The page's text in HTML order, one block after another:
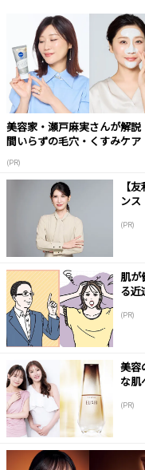
美容家・瀬戸麻実さんが解説
間いらずの毛穴・くすみケア
(PR)
【
ンス
(PR)
肌が
る近
(PR)
美容
な肌
(PR)